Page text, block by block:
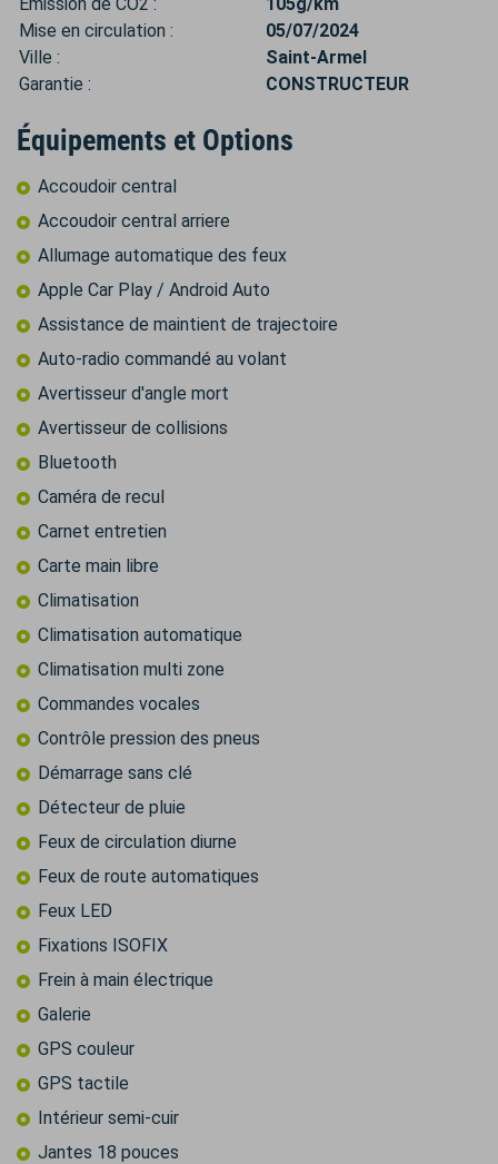
Émission de CO2 :
105g/km
Mise en circulation :
05/07/2024
Ville :
Saint-Armel
Garantie :
CONSTRUCTEUR
Équipements et Options
Accoudoir central
Accoudoir central arriere
Allumage automatique des feux
Apple Car Play / Android Auto
Assistance de maintient de trajectoire
Auto-radio commandé au volant
Avertisseur d'angle mort
Avertisseur de collisions
Bluetooth
Caméra de recul
Carnet entretien
Carte main libre
Climatisation
Climatisation automatique
Climatisation multi zone
Commandes vocales
Contrôle pression des pneus
Démarrage sans clé
Détecteur de pluie
Feux de circulation diurne
Feux de route automatiques
Feux LED
Fixations ISOFIX
Frein à main électrique
Galerie
GPS couleur
GPS tactile
Intérieur semi-cuir
Jantes 18 pouces